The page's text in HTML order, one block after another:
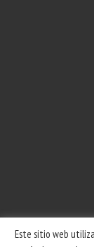
Este sitio web